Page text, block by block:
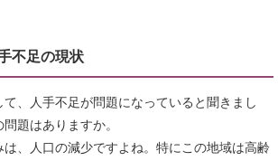
不足の現状
、人手不足が問題になっていると聞きまし
題はありますか。
、人口の減少ですよね。特にこの地域は高齢